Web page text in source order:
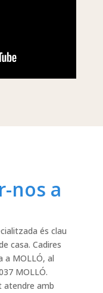
nos a
és clau
casa. Cadires
a MOLLÓ, al
MOLLÓ.
atendre amb